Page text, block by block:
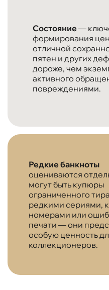
Состояние —
формирования
отличной
пятен и других
дороже, чем
активного
повреждениями.
Редкие банкноты
оцениваются
могут быть купюры
ограниченного
редкими сериями,
номерами или
печати — они
особую ценность
коллекционеров.